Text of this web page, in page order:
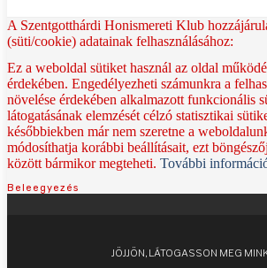
A Szentgotthárdi Honismereti Klub
(süti/cookie) adatainak felhasználásához:
Ez a weboldal sütiket használ az oldal
érdekében. Engedélyezheti számunkra a
növelése érdekében alkalmazott funkcionális
látogatásának elemzését célzó statisztikai
későbbiekben már nem szeretne a
módosíthatja korábbi beállításait, ezt
között bármikor megteheti. További
Beleegyezés
JÖJJÖN, LÁTOGASSON MEG